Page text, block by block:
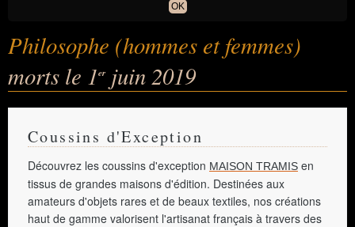
OK
Philosophe (hommes et femmes)
morts le 1erjuin 2019
Coussins d'Exception
Découvrez les coussins d'exception MAISON TRAMIS en
tissus de grandes maisons d'édition. Destinées aux
amateurs d'objets rares et de beaux textiles, nos créations
haut de gamme valorisent l'artisanat français à travers des